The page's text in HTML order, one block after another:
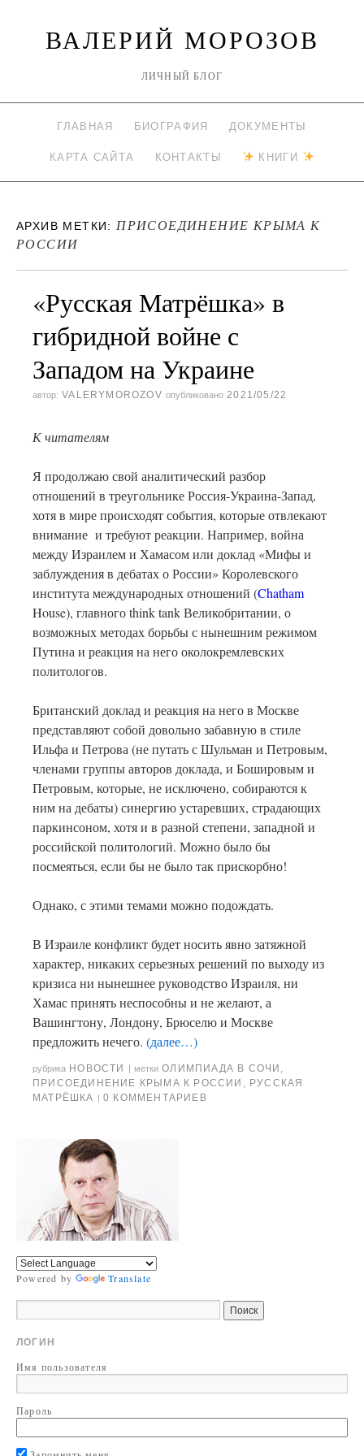
ВАЛЕРИЙ МОРОЗОВ
ЛИЧНЫЙ БЛОГ
ГЛАВНАЯ БИОГРАФИЯ ДОКУМЕНТЫ
КАРТА САЙТА КОНТАКТЫ КНИГИ
АРХИВ МЕТКИ: ПРИСОЕДИНЕНИЕ КРЫМА К
РОССИИ
«Русская Матрёшка» в
гибридной войне с
Западом на Украине
автор: VALERYMOROZOV опубликовано 2021/05/22
К читателям
Я продолжаю свой аналитический разбор
отношений в треугольнике Россия-Украина-Запад,
хотя в мире происходят события, которые отвлекают
внимание и требуют реакции. Например, война
между Израилем и Хамасом или доклад «Мифы и
заблуждения в дебатах о России» Королевского
института международных отношений (Chatham
House), главного think tank Великобритании, о
возможных методах борьбы с нынешним режимом
Путина и реакция на него околокремлевских
политологов.
Британский доклад и реакция на него в Москве
представляют собой довольно забавную в стиле
Ильфа и Петрова (не путать с Шульман и Петровым,
членами группы авторов доклада, и Бошировым и
Петровым, которые, не исключено, собираются к
ним на дебаты) синергию устаревших, страдающих
паркинсоном, хотя и в разной степени, западной и
российской политологий. Можно было бы
посмеяться, если бы не было так прискорбно!
Однако, с этими темами можно подождать.
В Израиле конфликт будет носить явно затяжной
характер, никаких серьезных решений по выходу из
кризиса ни нынешнее руководство Израиля, ни
Хамас принять неспособны и не желают, а
Вашингтону, Лондону, Брюселю и Москве
предложить нечего. (далее…)
рубрика НОВОСТИ | метки ОЛИМПИАДА В СОЧИ ,
ПРИСОЕДИНЕНИЕ КРЫМА К РОССИИ , РУССКАЯ
МАТРЁШКА | 0 КОММЕНТАРИЕВ
Powered by Translate
ЛОГИН
Имя пользователя
Пароль